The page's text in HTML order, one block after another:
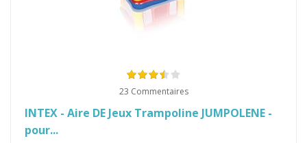
23 Commentaires
INTEX - Aire DE Jeux Trampoline JUMPOLENE -
pour...